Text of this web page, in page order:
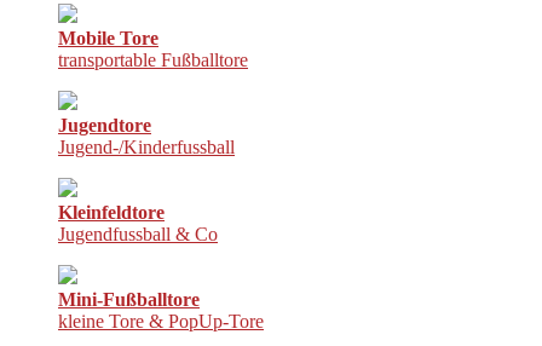
Mobile Tore
transportable Fußballtore
Jugendtore
Jugend-/Kinderfussball
Kleinfeldtore
Jugendfussball & Co
Mini-Fußballtore
kleine Tore & PopUp-Tore